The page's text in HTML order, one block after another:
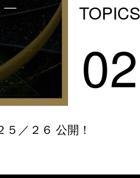
TOPICS
02
／２６ 公開！